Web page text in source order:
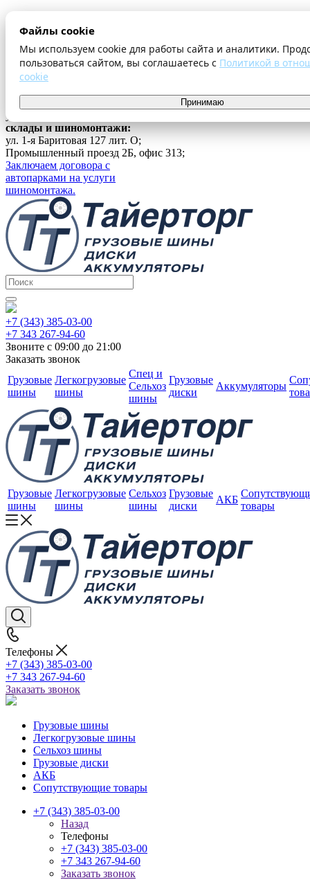
Файлы cookie
Мы используем cookie для работы сайта и аналитики.
пользоваться сайтом, вы соглашаетесь с Политикой в
cookie
Принимаю
Оплата и доставка
Шиномонтаж
Контакты
...
ул. Ферганская 16, офис 209;
склады и шиномонтажи:
ул. 1-я Баритовая 127 лит. О;
Промышленный проезд 2Б, офис 313;
Заключаем договора с
автопарками на услуги
шиномонтажа.
+7 (343) 385-03-00
+7 343 267-94-60
Звоните с 09:00 до 21:00
Заказать звонок
Грузовые
шины
Легкогрузовые
шины
Спец и
Сельхоз
шины
Грузовые
диски
Аккумуляторы
Грузовые
шины
Легкогрузовые
шины
Сельхоз
шины
Грузовые
диски
АКБ
товары
Телефоны
+7 (343) 385-03-00
+7 343 267-94-60
Заказать звонок
Грузовые шины
Легкогрузовые шины
Сельхоз шины
Грузовые диски
АКБ
Сопутствующие товары
+7 (343) 385-03-00
Назад
Телефоны
+7 (343) 385-03-00
+7 343 267-94-60
Заказать звонок